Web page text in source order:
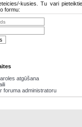
kusies. Tu vari
formu:
atgūšana
foruma administratoru